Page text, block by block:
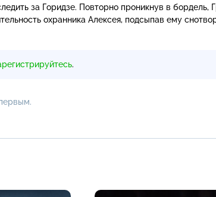
за Горидзе. Повторно проникнув в бордель,
охранника Алексея, подсыпав ему
.